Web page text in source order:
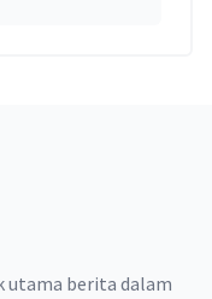
utama berita dalam